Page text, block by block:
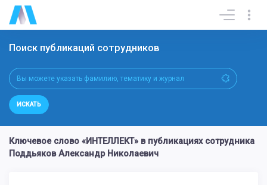
Поиск публикаций сотрудников
ИСКАТЬ
Ключевое слово «ИНТЕЛЛЕКТ» в публикациях сотрудника
Поддьяков Александр Николаевич